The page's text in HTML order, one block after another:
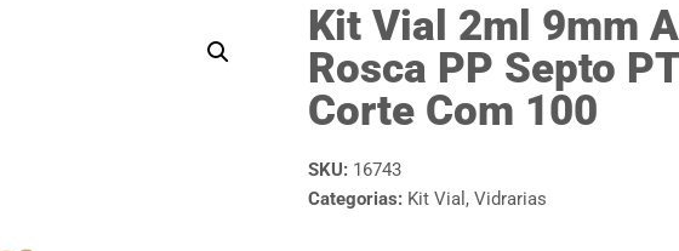
Kit Vial 2ml 9mm
Rosca PP Septo
Corte Com 100
SKU: 16743
Categorias: Kit Vial , Vidrarias